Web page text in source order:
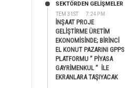
TEM 31ST 7:24 PM
SEKTÖRDEN GELIŞMELER
İNŞAAT PROJE
GELİŞTİRME ÜRETİM
EKONOMİSİNDE; BİRİNCİ
EL KONUT PAZARINI GPPS
PLATFORMU ” PİYASA
GAYRİMENKUL ” İLE
EKRANLARA TAŞIYACAK